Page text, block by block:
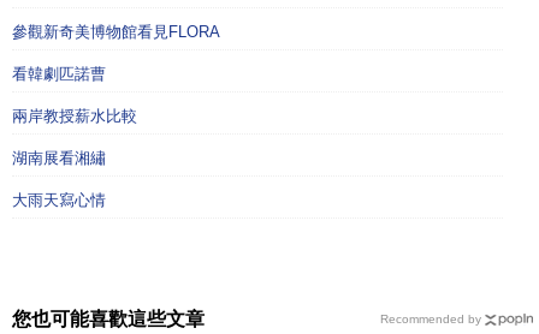
參觀新奇美博物館看見FLORA
看韓劇匹諾曹
兩岸教授薪水比較
湖南展看湘繡
大雨天寫心情
您也可能喜歡這些文章 Recommended by